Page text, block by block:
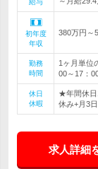
給与
初年度
年収
380万円～
勤務
時間
1ヶ月単位
00～17：
休日
休暇
★年間休日
休み+月3
求人詳細